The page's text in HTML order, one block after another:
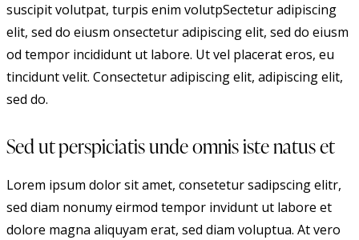
suscipit volutpat, turpis enim volutpSectetur adipiscing
elit, sed do eiusm onsectetur adipiscing elit, sed do eiusm
od tempor incididunt ut labore. Ut vel placerat eros, eu
tincidunt velit. Consectetur adipiscing elit, adipiscing elit,
sed do.
Sed ut perspiciatis unde omnis iste natus et
Lorem ipsum dolor sit amet, consetetur sadipscing elitr,
sed diam nonumy eirmod tempor invidunt ut labore et
dolore magna aliquyam erat, sed diam voluptua. At vero